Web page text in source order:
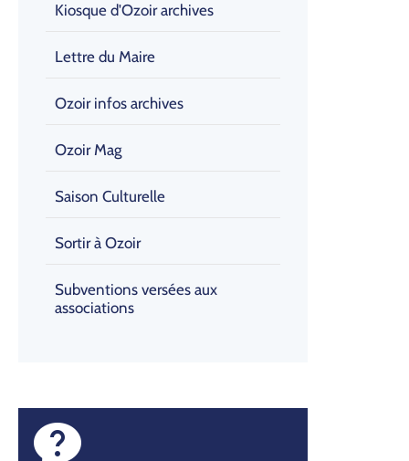
Kiosque d'Ozoir archives
Lettre du Maire
Ozoir infos archives
Ozoir Mag
Saison Culturelle
Sortir à Ozoir
Subventions versées aux
associations